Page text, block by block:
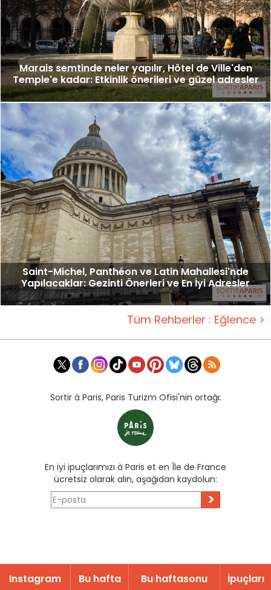
Marais semtinde neler yapılır, Hôtel de Ville'den
Temple'e kadar: Etkinlik önerileri ve güzel adresler
Saint-Michel, Panthéon ve Latin Mahallesi'nde
Yapılacaklar: Gezinti Önerleri ve En İyi Adresler
Tüm Rehberler : Eğlence >
Sortir à Paris, Paris Turizm Ofisi'nin ortağı:
En iyi ipuçlarımızı à Paris et en Île de France
ücretsiz olarak alın, aşağıdan kaydolun:
>
Instagram Bu hafta Bu haftasonu İpuçları